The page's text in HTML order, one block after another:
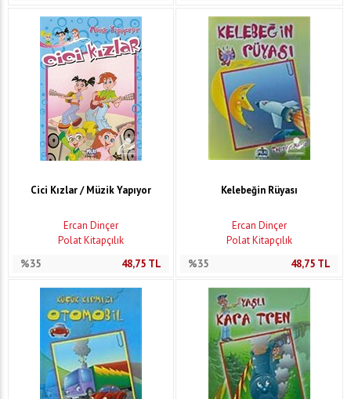
Cici Kızlar / Müzik Yapıyor
Ercan Dinçer
Polat Kitapçılık
%35
48,75TL
Kelebeğin Rüyası
Ercan Dinçer
Polat Kitapçılık
%35
48,75 TL